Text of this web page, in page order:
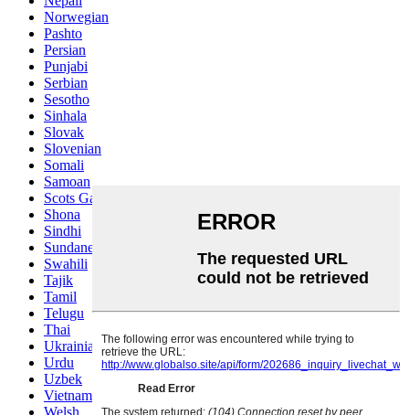
Norwegian
Pashto
Persian
Punjabi
Serbian
Sesotho
Sinhala
Slovak
Slovenian
Somali
Samoan
Scots Gaelic
Shona
Sindhi
Sundanese
Swahili
Tajik
Tamil
Telugu
Thai
Ukrainian
Urdu
Uzbek
Vietnamese